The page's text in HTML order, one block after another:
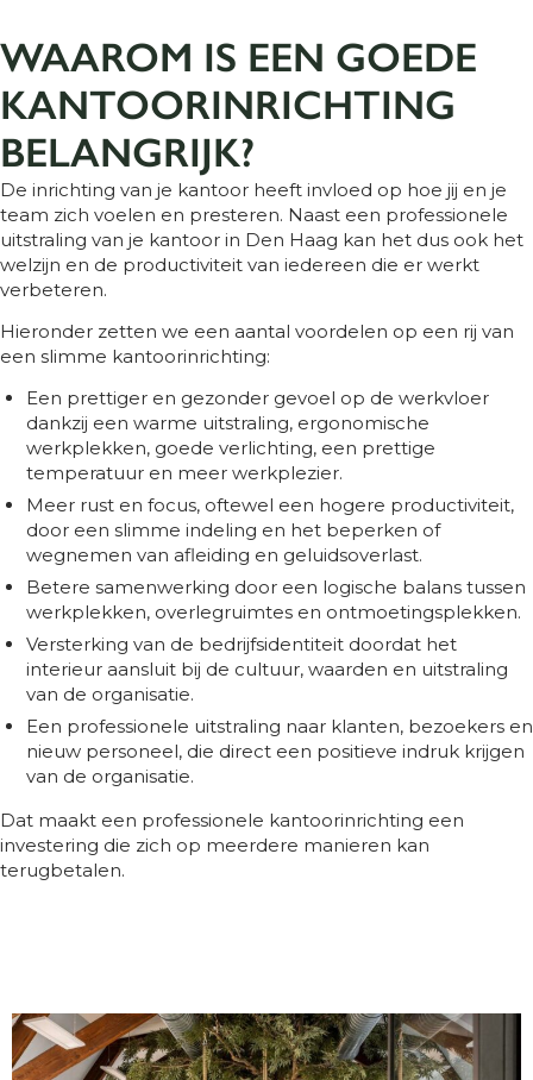
WAAROM IS EEN GOEDE
KANTOORINRICHTING
BELANGRIJK?
De inrichting van je kantoor heeft invloed op hoe jij en je
team zich voelen en presteren. Naast een professionele
uitstraling van je kantoor in Den Haag kan het dus ook het
welzijn en de productiviteit van iedereen die er werkt
verbeteren.
Hieronder zetten we een aantal voordelen op een rij van
een slimme kantoorinrichting:
Een prettiger en gezonder gevoel op de werkvloer
dankzij een warme uitstraling, ergonomische
werkplekken, goede verlichting, een prettige
temperatuur en meer werkplezier.
Meer rust en focus, oftewel een hogere productiviteit,
door een slimme indeling en het beperken of
wegnemen van afleiding en geluidsoverlast.
Betere samenwerking door een logische balans tussen
werkplekken, overlegruimtes en ontmoetingsplekken.
Versterking van de bedrijfsidentiteit doordat het
interieur aansluit bij de cultuur, waarden en uitstraling
van de organisatie.
Een professionele uitstraling naar klanten, bezoekers en
nieuw personeel, die direct een positieve indruk krijgen
van de organisatie.
Dat maakt een professionele kantoorinrichting een
investering die zich op meerdere manieren kan
terugbetalen.